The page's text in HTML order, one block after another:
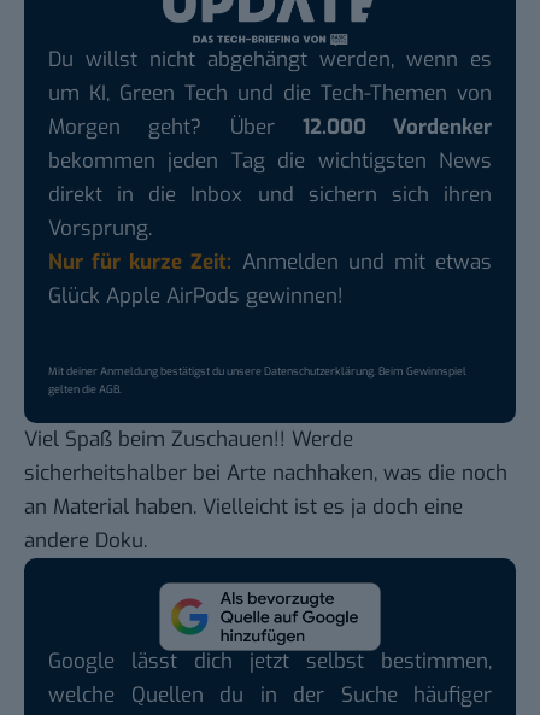
Du willst nicht abgehängt werden, wenn es
um KI, Green Tech und die Tech-Themen von
Morgen geht? Über 12.000 Vordenker
bekommen jeden Tag die wichtigsten News
direkt in die Inbox und sichern sich ihren
Vorsprung.
Nur für kurze Zeit: Anmelden und mit etwas
Glück Apple AirPods gewinnen!
Mit deiner Anmeldung bestätigst du unsereDatenschutzerklärung. Beim Gewinnspiel
gelten dieAGB.
Viel Spaß beim Zuschauen!! Werde
sicherheitshalber bei Arte nachhaken, was die noch
an Material haben. Vielleicht ist es ja doch eine
andere Doku.
Google lässt dich jetzt selbst bestimmen,
welche Quellen du in der Suche häufiger